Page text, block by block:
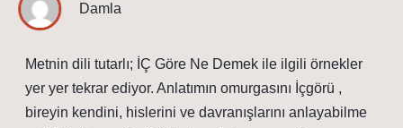
Damla
Metnin dili tutarlı; İÇ Göre Ne Demek ile ilgili örnekler
yer yer tekrar ediyor. Anlatımın omurgasını İçgörü ,
bireyin kendini, hislerini ve davranışlarını anlayabilme